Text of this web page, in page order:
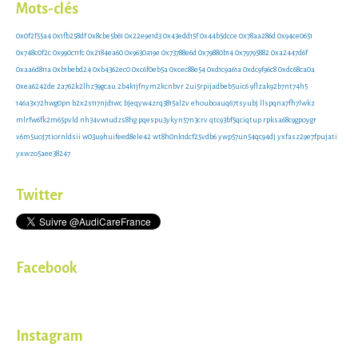
Mots-clés
0x0f2f55a40x1fb258df0x8cbe5b61 0x22e9e1d30x43edd15f0x44b5dcce 0x78aa286d0x94ce0651
0x748c0f2c0x990c11fc0x2184ea600x9630a19e 0x73788e6d0x79880b140x797958820xa2447d6f
0xaa6d811a0xb1bebd240xb4362ec00xc6f0eb5a0xcec88e540xd1c9a61a0xdc9f96c80xdc68ca0a
0xea6242de 2a762k2lhz39gcau2b4k1jfnym2kcnbvr2ui5rpijadbeb5uic69flzak92b7nt74h5
146a3x72hwg0pn b2x2s117njd1wc bjeqyw4zrq3815al2vehouboauq67tsyubj llspqna7fh7lwkz
mlrfw6fk2m65pvld nh34vw1udzs8hg pqespu3ykyn57n3crvqtc93bf5qciqtup rpksa68c9gpoygr
v6m5uoj7tiornldsii w03u9huifeed8ele42wt8h0nk1dcf25vdb6ywp57un54qc94dj yxfasz29e7fpujati
yxwzo5aee38247
Twitter
Facebook
Instagram